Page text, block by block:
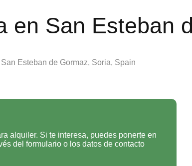
en San Esteban
Esteban de Gormaz, Soria, Spain
alquiler. Si te interesa, puedes ponerte en
del formulario o los datos de contacto